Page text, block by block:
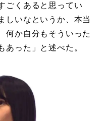
ごくあると思ってい
しいなというか、本当
何か自分もそういった
あった」と述べた。